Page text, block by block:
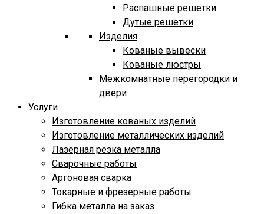
Распашные решетки
Дутые решетки
Изделия
Кованые вывески
Кованые люстры
Межкомнатные перегородки и
двери
Услуги
Изготовление кованых изделий
Изготовление металлических изделий
Лазерная резка металла
Сварочные работы
Аргоновая сварка
Токарные и фрезерные работы
Гибка металла на заказ